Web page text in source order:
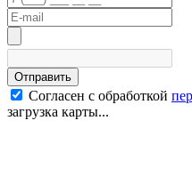
Отправить
Согласен с обработкой
загрузка карты...